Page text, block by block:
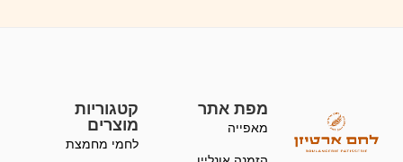
מפת אתר
מאפייה
קטגוריות
מוצרים
לחמי מחמצת